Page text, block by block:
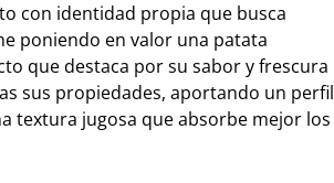
con identidad propia que busca
poniendo en valor una patata
que destaca por su sabor y frescura
sus propiedades, aportando un perfil
textura jugosa que absorbe mejor los